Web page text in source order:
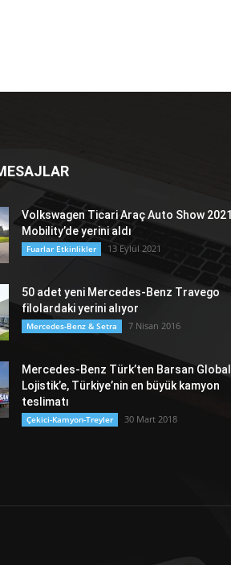
Volkswagen Ticari Araç Auto Show 2021
Mobility’de yerini aldı
Fuarlar Etkinlikler 13 Eylül 2021
50 adet yeni Mercedes-Benz Travego
filolardaki yerini alıyor
Mercedes-Benz & Setra 7 Nisan 2016
Mercedes-Benz Türk’ten Barsan Global
Lojistik’e, Türkiye’nin en büyük kamyon
teslimatı
Çekici-Kamyon-Treyler 30 Mart 2018